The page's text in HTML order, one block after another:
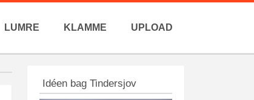
LUMRE KLAMME UPLOAD
Idéen bag Tindersjov